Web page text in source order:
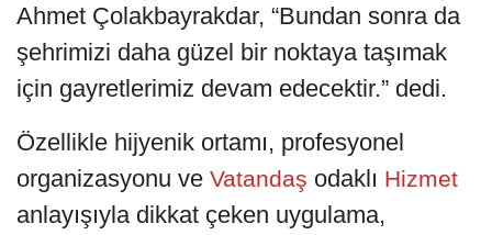
Ahmet Çolakbayrakdar, “Bundan sonra da
şehrimizi daha güzel bir noktaya taşımak
için gayretlerimiz devam edecektir.” dedi.
Özellikle hijyenik ortamı, profesyonel
organizasyonu ve Vatandaş odaklı Hizmet
anlayışıyla dikkat çeken uygulama,